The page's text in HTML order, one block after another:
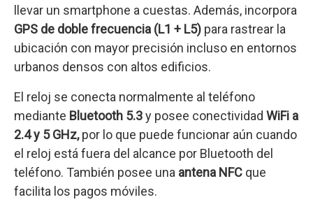
llevar un smartphone a cuestas. Además, incorpora
GPS de doble frecuencia (L1 + L5) para rastrear la
ubicación con mayor precisión incluso en entornos
urbanos densos con altos edificios.
El reloj se conecta normalmente al teléfono
mediante Bluetooth 5.3y posee conectividad WiFi a
2.4 y 5 GHz,por lo que puede funcionar aún cuando
el reloj está fuera del alcance por Bluetooth del
teléfono. También posee una antena NFC que
facilita los pagos móviles.